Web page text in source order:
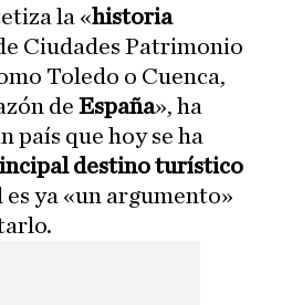
la «historia
Ciudades Patrimonio
Toledo o Cuenca,
de España», ha
país que hoy se ha
destino turístico
es ya «un argumento»